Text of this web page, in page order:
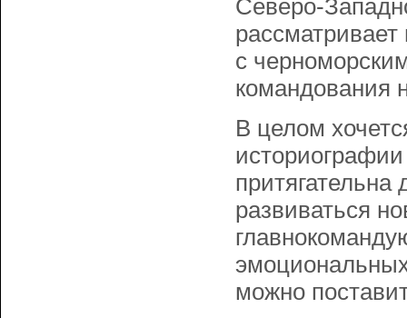
Северо-
рассматривает
с
командования
В целом
развиваться
можно